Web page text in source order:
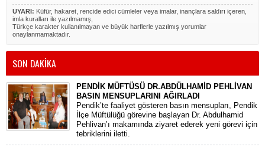
UYARI: Küfür, hakaret, rencide edici cümleler veya imalar, inançlara saldırı içeren,
imla kuralları ile yazılmamış,
Türkçe karakter kullanılmayan ve büyük harflerle yazılmış yorumlar
onaylanmamaktadır.
SON DAKİKA
PENDİK MÜFTÜSÜ DR.ABDÜLHAMİD PEHLİVAN
BASIN MENSUPLARINI AĞIRLADI
​Pendik’te faaliyet gösteren basın mensupları, Pendik
İlçe Müftülüğü görevine başlayan Dr. Abdulhamid
Pehlivan’ı makamında ziyaret ederek yeni görevi için
tebriklerini iletti.